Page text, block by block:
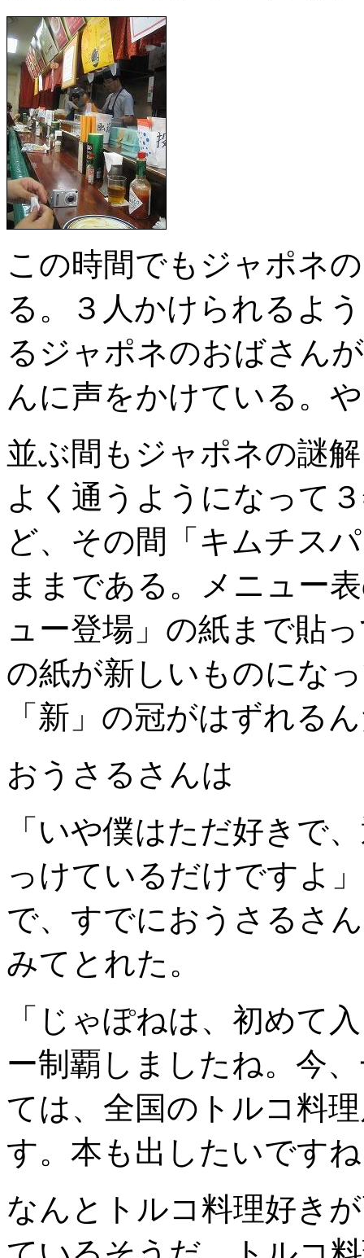
この時間でもジャポネ
る。３人かけられるよ
るジャポネのおばさん
んに声をかけている。
並ぶ間もジャポネの謎
よく通うようになって
ど、その間「キムチス
ままである。メニュー
ュー登場」の紙まで貼
の紙が新しいものにな
「新」の冠がはずれる
おうさるさんは
「いや僕はただ好きで
っけているだけですよ
で、すでにおうさるさ
みてとれた。
「じゃぽねは、初めて
ー制覇しましたね。今
ては、全国のトルコ料
す。本も出したいです
なんとトルコ料理好き